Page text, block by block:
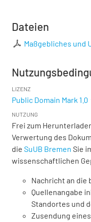
Dateien
Maßgebliches und
LIZENZ
Public Domain Mark 1.0
NUTZUNG
Frei zum
Verwertung des
die SuUB Bremen Sie
wissenschaftlichen
Nachricht an
Quellenangabe
Standortes und
Zusendung